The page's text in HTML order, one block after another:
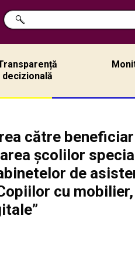
Caută
în
decizională
către
școlilor
de
cu